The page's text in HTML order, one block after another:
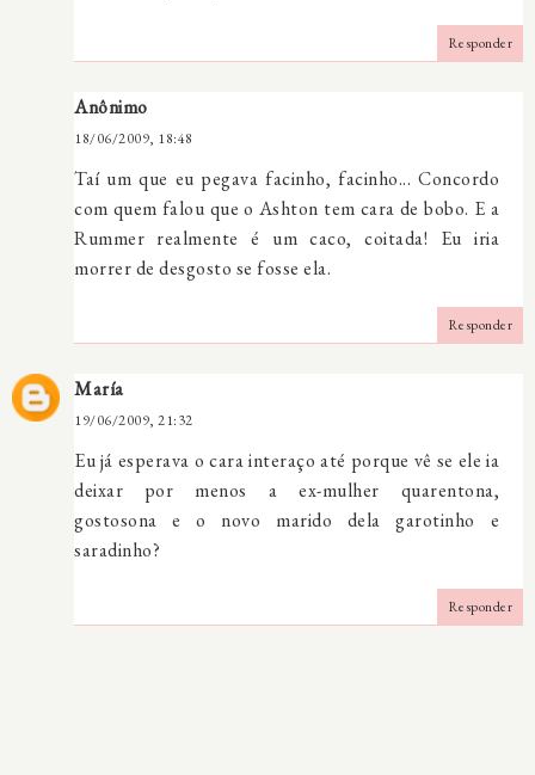
Responder
Anônimo
18/06/2009, 18:48
Taí um que eu pegava facinho, facinho... Concordo
com quem falou que o Ashton tem cara de bobo. E a
Rummer realmente é um caco, coitada! Eu iria
morrer de desgosto se fosse ela.
Responder
María
19/06/2009, 21:32
Eu já esperava o cara interaço até porque vê se ele ia
deixar por menos a ex-mulher quarentona,
gostosona e o novo marido dela garotinho e
saradinho?
Responder